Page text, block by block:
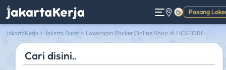
Pasang
Gelap
JakartaKerja > Jakarta Barat > Lowongan Packer Online Shop di HCSTORE